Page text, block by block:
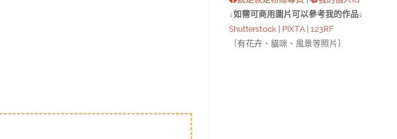
↓如需可商用圖片可以參考我的作品↓
Shutterstock
PIXTA| 123RF
〔有花卉、貓咪、風景等照片〕